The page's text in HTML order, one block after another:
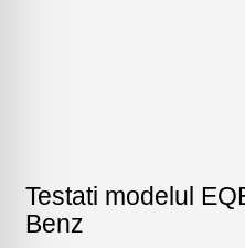
Testati modelul
Benz